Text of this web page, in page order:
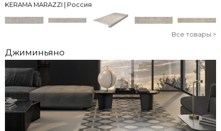
KERAMA MARAZZI | Россия
Все товары >
Джиминьяно